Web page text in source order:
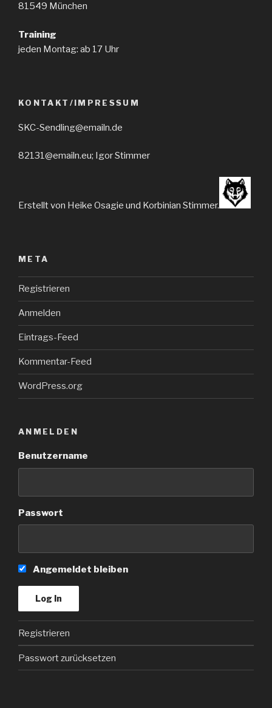
81549 München
Training
jeden Montag: ab 17 Uhr
KONTAKT/IMPRESSUM
SKC-Sendling@emailn.de
82131@emailn.eu; Igor Stimmer
Erstellt von Heike Osagie und Korbinian Stimmer.
META
Registrieren
Anmelden
Eintrags-Feed
Kommentar-Feed
WordPress.org
ANMELDEN
Benutzername
Passwort
Angemeldet bleiben
Registrieren
Passwort zurücksetzen